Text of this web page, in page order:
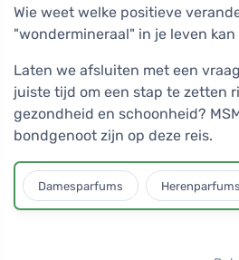
Wie weet welke positieve
"wondermineraal" in je leven
Laten we afsluiten met een
juiste tijd om een stap te zetten
gezondheid en schoonheid?
bondgenoot zijn op deze reis.
Damesparfums Herenparfums